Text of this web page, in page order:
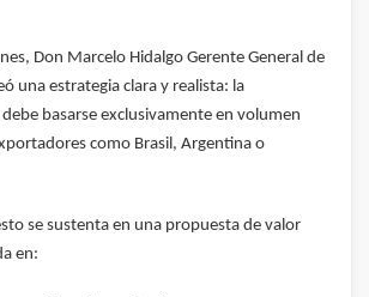
Don Marcelo Hidalgo Gerente General de
una estrategia clara y realista: la
basarse exclusivamente en volumen
como Brasil, Argentina o
se sustenta en una propuesta de valor
en: